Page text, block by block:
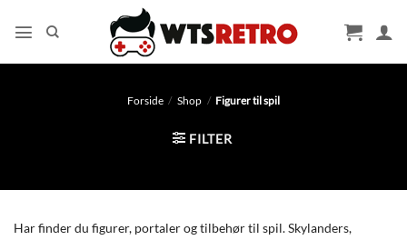
Forside / Shop / Figurer til spil
FILTER
Har finder du figurer, portaler og tilbehør til spil. Skylanders,